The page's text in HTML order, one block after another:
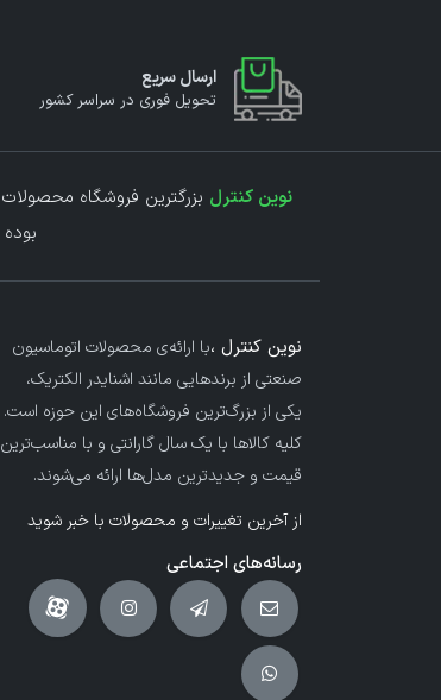
ارسال سریع
تحویل فوری در سراسر کشور
نوین کنترل بزرگترین فروشگاه
نوین کنترل ،با ارائه‌ی محصولات اتوماسیون
صنعتی از برندهایی مانند اشنایدر الکتریک،
یکی از بزرگ‌ترین فروشگاه‌های این حوزه است.
کلیه کالاها با یک سال گارانتی و با مناسب‌ترین
قیمت و جدیدترین مدل‌ها ارائه می‌شوند.
از آخرین تغییرات و محصولات با خبر شوید
رسانه‌های اجتماعی